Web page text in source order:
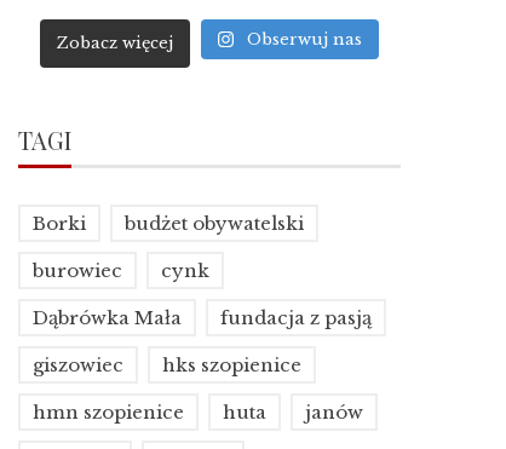
Zobacz więcej Obserwuj nas
TAGI
Borki budżet obywatelski
burowiec cynk
Dąbrówka Mała fundacja z pasją
giszowiec hks szopienice
hmn szopienice huta janów